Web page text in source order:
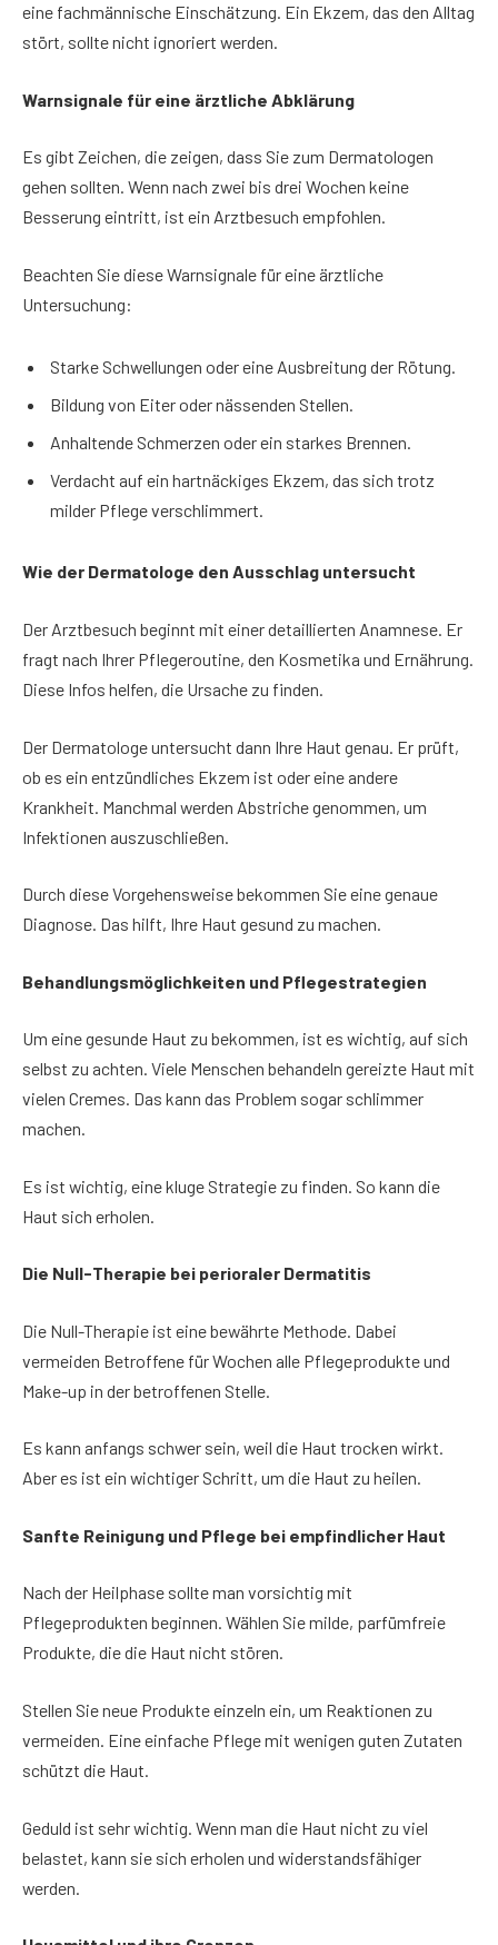
eine fachmännische Einschätzung. Ein Ekzem, das den Alltag
stört, sollte nicht ignoriert werden.
Warnsignale für eine ärztliche Abklärung
Es gibt Zeichen, die zeigen, dass Sie zum Dermatologen
gehen sollten. Wenn nach zwei bis drei Wochen keine
Besserung eintritt, ist ein Arztbesuch empfohlen.
Beachten Sie diese Warnsignale für eine ärztliche
Untersuchung:
Starke Schwellungen oder eine Ausbreitung der Rötung.
Bildung von Eiter oder nässenden Stellen.
Anhaltende Schmerzen oder ein starkes Brennen.
Verdacht auf ein hartnäckiges Ekzem, das sich trotz
milder Pflege verschlimmert.
Wie der Dermatologe den Ausschlag untersucht
Der Arztbesuch beginnt mit einer detaillierten Anamnese. Er
fragt nach Ihrer Pflegeroutine, den Kosmetika und Ernährung.
Diese Infos helfen, die Ursache zu finden.
Der Dermatologe untersucht dann Ihre Haut genau. Er prüft,
ob es ein entzündliches Ekzem ist oder eine andere
Krankheit. Manchmal werden Abstriche genommen, um
Infektionen auszuschließen.
Durch diese Vorgehensweise bekommen Sie eine genaue
Diagnose. Das hilft, Ihre Haut gesund zu machen.
Behandlungsmöglichkeiten und Pflegestrategien
Um eine gesunde Haut zu bekommen, ist es wichtig, auf sich
selbst zu achten. Viele Menschen behandeln gereizte Haut mit
vielen Cremes. Das kann das Problem sogar schlimmer
machen.
Es ist wichtig, eine kluge Strategie zu finden. So kann die
Haut sich erholen.
Die Null-Therapie bei perioraler Dermatitis
Die Null-Therapie ist eine bewährte Methode. Dabei
vermeiden Betroffene für Wochen alle Pflegeprodukte und
Make-up in der betroffenen Stelle.
Es kann anfangs schwer sein, weil die Haut trocken wirkt.
Aber es ist ein wichtiger Schritt, um die Haut zu heilen.
Sanfte Reinigung und Pflege bei empfindlicher Haut
Nach der Heilphase sollte man vorsichtig mit
Pflegeprodukten beginnen. Wählen Sie milde, parfümfreie
Produkte, die die Haut nicht stören.
Stellen Sie neue Produkte einzeln ein, um Reaktionen zu
vermeiden. Eine einfache Pflege mit wenigen guten Zutaten
schützt die Haut.
Geduld ist sehr wichtig. Wenn man die Haut nicht zu viel
belastet, kann sie sich erholen und widerstandsfähiger
werden.